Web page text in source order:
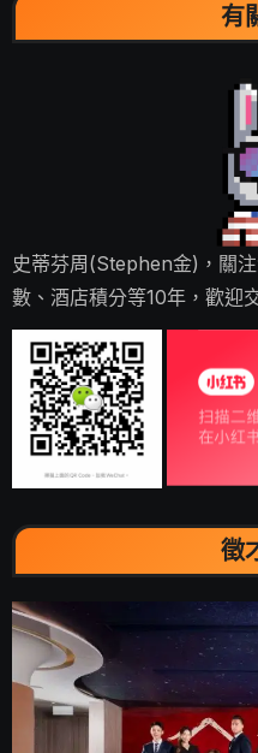
有
史蒂芬周(Stephen金)，關
數、酒店積分等10年，歡迎
徵